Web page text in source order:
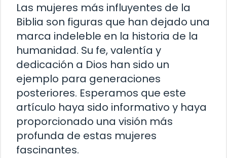
Las mujeres más influyentes de la
Biblia son figuras que han dejado una
marca indeleble en la historia de la
humanidad. Su fe, valentía y
dedicación a Dios han sido un
ejemplo para generaciones
posteriores. Esperamos que este
artículo haya sido informativo y haya
proporcionado una visión más
profunda de estas mujeres
fascinantes.